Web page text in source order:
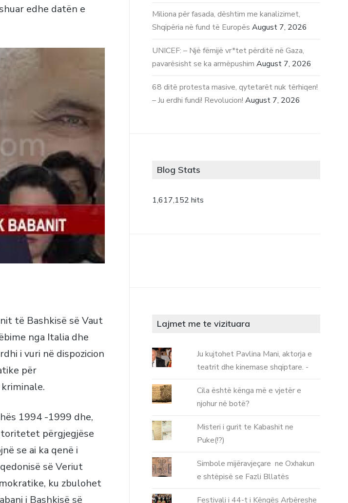
edhe datën e
të Bashkisë së Vaut
nga Italia dhe
i vuri në dispozicion
për
1994 -1999 dhe,
përgjegjëse
se ai ka qenë i
së Veriut
ku zbulohet
i Bashkisë së
Miliona për fasada, dështim me kanalizimet,
Shqipëria në fund të Europës August 7, 2026
UNICEF: – Një fëmijë vr*tet përditë në Gaza,
pavarësisht se ka armëpushim August 7, 2026
68 ditë protesta masive, qytetarët nuk tërhiqen!
– Ju erdhi fundi! Revolucion! August 7, 2026
Blog Stats
1,617,152 hits
Lajmet me te vizituara
Ju kujtohet Pavlina Mani, aktorja e
teatrit dhe kinemase shqiptare. -
Cila është kënga më e vjetër e
njohur në botë?
Misteri i gurit te Kabashit ne
Puke(!?)
Simbole mijëravjeçare ne Oxhakun
e shtëpisë se Fazli Bllatës
Festivali i 44-t i Këngës Arbëreshe